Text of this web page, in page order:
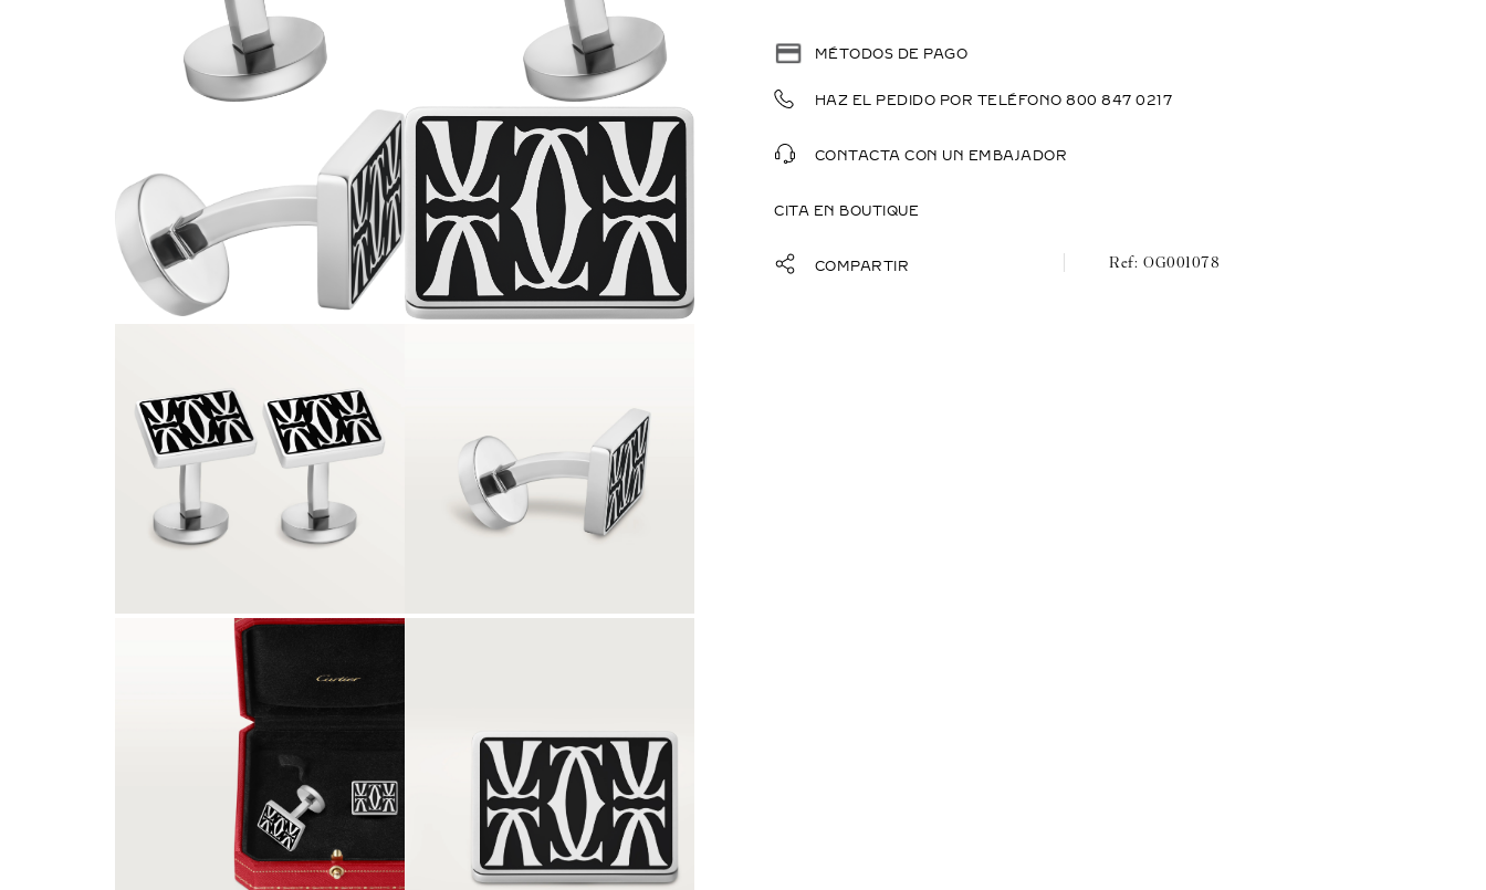
MÉTODOS DE PAGO
HAZ EL PEDIDO POR TELÉFONO 800 847 0217
CONTACTA CON UN EMBAJADOR
CITA EN BOUTIQUE
COMPARTIR OG001078